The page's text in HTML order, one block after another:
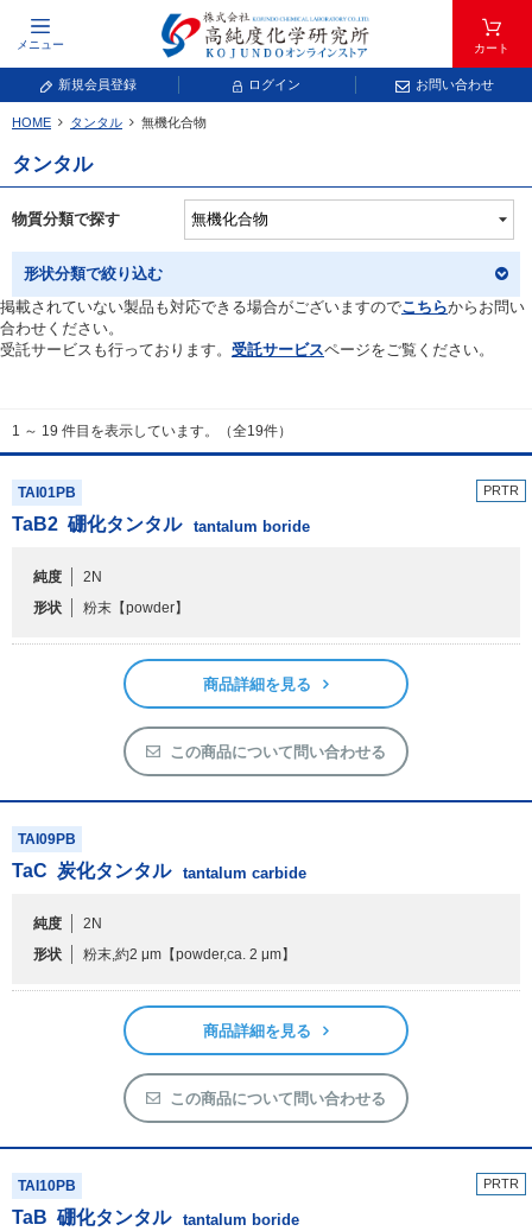
メニュー カート
新規会員登録 ログイン お問い合わせ
元素記号で検索する
元素周期表をタップすると、拡大表示されます。拡大した表から元素記号をタップ
し、一覧へ移動してください。
常温常圧で気体であり、弊社では取り扱いしておりません。
放射性元素または人工元素であり、弊社では取り扱いしておりません。
キーワードで検索する
化学式で検索
和名・英名で検索
CAS番号で検索
カテゴリで検索する
商品分類
化学教材・オリジナルグッズ
HOME タンタル 無機化合物
タンタル
物質分類で探す
形状分類で絞り込む
掲載されていない製品も対応できる場合がございますのでこちらからお問い
合わせください。
受託サービスも行っております。 受託サービスページをご覧ください。
1 ～ 19 件目を表示しています。（全19件）
PRTR
TAI01PB
TaB2 硼化タンタル tantalum boride
純度
2N
形状
粉末 【powder】
商品詳細を見る
この商品について問い合わせる
TAI09PB
TaC 炭化タンタル tantalum carbide
純度
2N
形状
粉末,約2 μm 【powder,ca. 2 μm】
商品詳細を見る
この商品について問い合わせる
PRTR
TAI10PB
TaB 硼化タンタル tantalum boride